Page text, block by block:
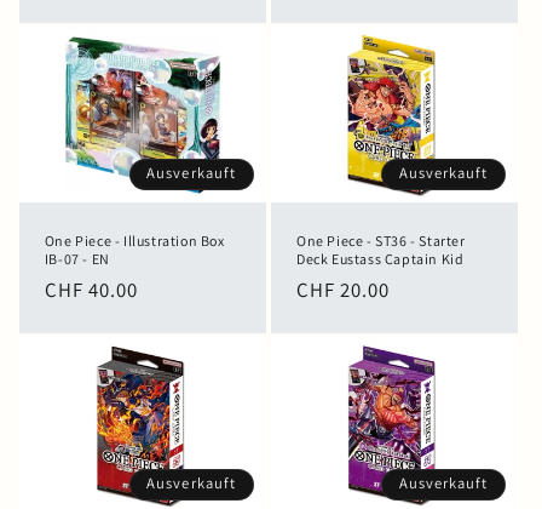
Ausverkauft
One Piece - Illustration Box
IB-07 - EN
Normaler
CHF 40.00
Ausverkauft
One Piece - ST36 - Starter
Deck Eustass Captain Kid
Normaler
CHF 20.00
Ausverkauft Ausverkauft